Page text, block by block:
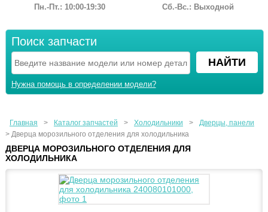
Пн.-Пт.: 10:00-19:30 Сб.-Вс.: Выходной
Поиск запчасти
Нужна помощь в определении модели?
Главная > Каталог запчастей > Холодильники >
Дверцы, панели
> Дверца морозильного отделения для холодильника
ДВЕРЦА МОРОЗИЛЬНОГО ОТДЕЛЕНИЯ ДЛЯ
ХОЛОДИЛЬНИКА